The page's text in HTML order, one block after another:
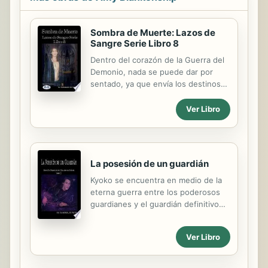
Sombra de Muerte: Lazos de
Sangre Serie Libro 8
Dentro del corazón de la Guerra del
Demonio, nada se puede dar por
sentado, ya que envía los destinos
caos más peligrosa y seductora. Un
hombre descubre que los extraños
por un momento de pasión
por la mano fría del destino sin
siquiera un nombre para ayudarlo en
su búsqueda. Otro hombre
descubrirá que cuando la Sombra de
acosador, el enemigo más seductor
puede convertirse rápidamente en
Ver Libro
La posesión de un guardián
Kyoko se encuentra en medio de la
eterna guerra entre los poderosos
guardianes y el guardián definitivo
enemigo... un señor demonio que
tiene el poder de destruir a todos
Ver Libro